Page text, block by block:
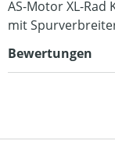
AS-Motor XL-Rad
mit
Bewertungen